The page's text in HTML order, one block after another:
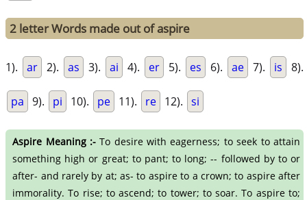
2 letter Words made out of aspire
1). ar 2). as 3). ai 4). er 5). es 6). ae 7). is 8).
pa 9). pi 10). pe 11). re 12). si
Aspire Meaning :-To desire with eagerness; to seek to attain
something high or great; to pant; to long; -- followed by to or
after- and rarely by at; as- to aspire to a crown; to aspire after
immorality. To rise; to ascend; to tower; to soar. To aspire to;